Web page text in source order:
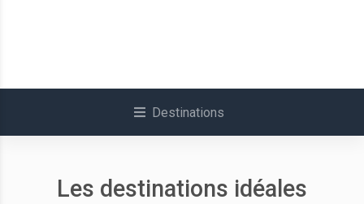
Destinations
Les destinations idéales